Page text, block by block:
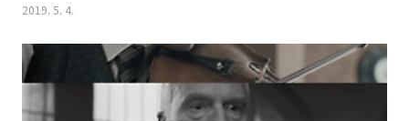
www.podty.me/episode/14229950 피아니스트 문용의 다정한 영화
음악 38회 - 판의 미로:오필리아와 세 개의 열쇠 [용산FM] 피아니스트 문
용의 다정한 영화음악 38회 - 판의 미로: 오필리아와 세 개의 열쇠 [용산
FM] * 진행: 문용 / 게스트: 만게TAra, 임오성 / 기술: 문용 옛 해방촌민
2019. 5. 4.